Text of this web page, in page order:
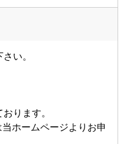
い。
ります。
ホームページよりお申